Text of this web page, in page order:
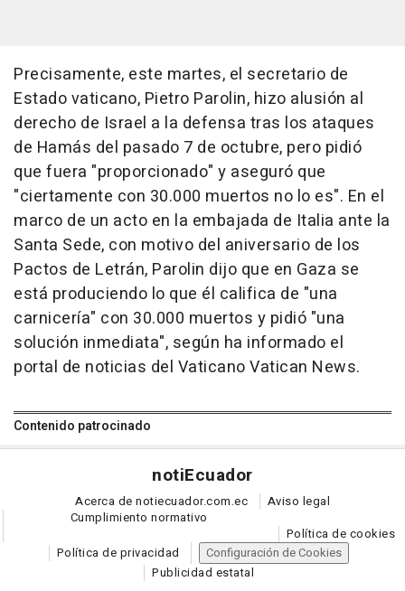
Precisamente, este martes, el secretario de
Estado vaticano, Pietro Parolin, hizo alusión al
derecho de Israel a la defensa tras los ataques
de Hamás del pasado 7 de octubre, pero pidió
que fuera "proporcionado" y aseguró que
"ciertamente con 30.000 muertos no lo es". En el
marco de un acto en la embajada de Italia ante la
Santa Sede, con motivo del aniversario de los
Pactos de Letrán, Parolin dijo que en Gaza se
está produciendo lo que él califica de "una
carnicería" con 30.000 muertos y pidió "una
solución inmediata", según ha informado el
portal de noticias del Vaticano Vatican News.
Contenido patrocinado
notiEcuador
Acerca de notiecuador.com.ec
Aviso legal
Cumplimiento normativo
Política de cookies
Política de privacidad
Configuración de Cookies
Publicidad estatal